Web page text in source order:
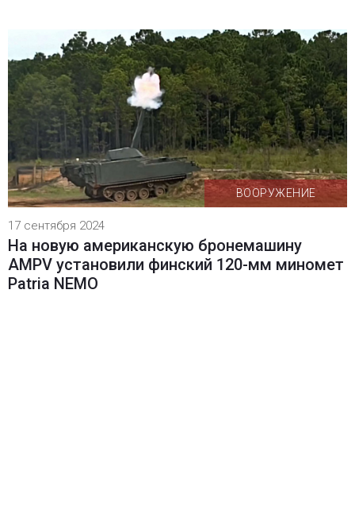
ВООРУЖЕНИЕ
17 сентября 2024
На новую американскую бронемашину
AMPV установили финский 120-мм миномет
Patria NEMO